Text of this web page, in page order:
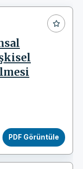
PDF Görüntüle